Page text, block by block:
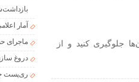
جلوگیری کنید و از
آمار
ماجرای
دروغ
ری‌پست